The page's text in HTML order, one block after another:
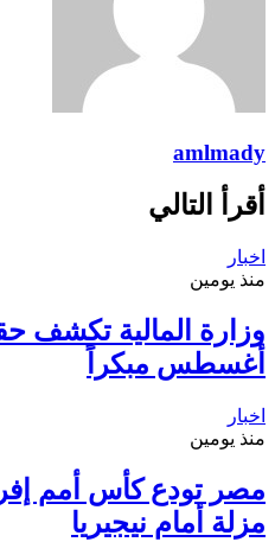
amlmady
أقرأ التالي
اخبار
منذ يومين
وزارة المالية تكشف
أغسطس مبكراً
اخبار
منذ يومين
مصر تودع كأس أمم
مزلة أمام نيجيريا